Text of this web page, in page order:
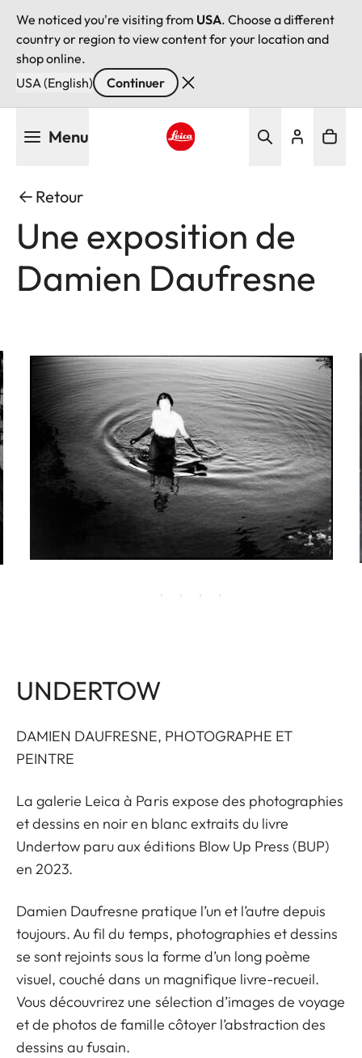
We noticed you're visiting from USA. Choose a different
country or region to view content for your location and
shop online.
USA (English)
Continuer
Menu
Retour
Une exposition de
Damien Daufresne
UNDERTOW
DAMIEN DAUFRESNE, PHOTOGRAPHE ET
PEINTRE
La galerie Leica à Paris expose des photographies
et dessins en noir en blanc extraits du livre
Undertow paru aux éditions Blow Up Press (BUP)
en 2023.
Damien Daufresne pratique l’un et l’autre depuis
toujours. Au fil du temps, photographies et dessins
se sont rejoints sous la forme d’un long poème
visuel, couché dans un magnifique livre-recueil.
Vous découvrirez une sélection d’images de voyage
et de photos de famille côtoyer l’abstraction des
dessins au fusain.